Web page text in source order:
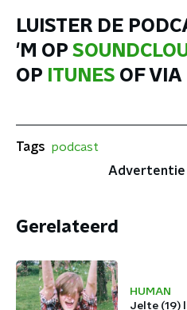
LUISTER DE
'M OP
OP ITUNES OF VIA
Tags podcast
Advertentie
Gerelateerd
HUMAN
Jelte (19)